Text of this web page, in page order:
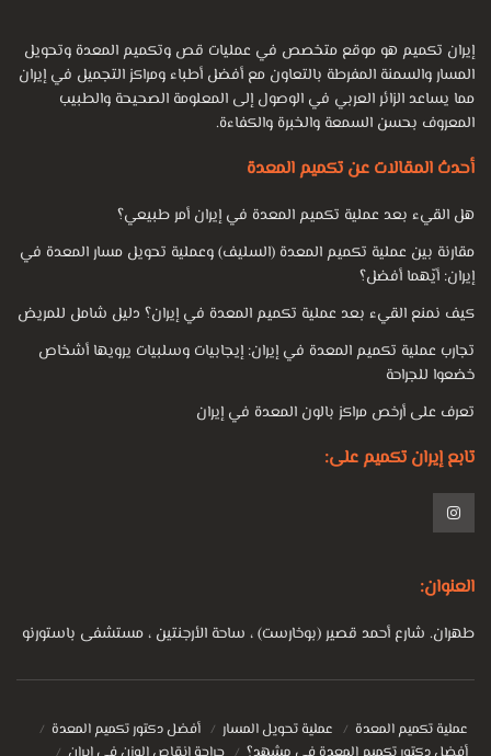
إيران تكميم هو موقع متخصص في عمليات قص وتكميم المعدة وتحويل
المسار والسمنة المفرطة بالتعاون مع أفضل أطباء ومراكز التجميل في إيران
مما يساعد الزائر العربي في الوصول إلى المعلومة الصحيحة والطبيب
المعروف بحسن السمعة والخبرة والكفاءة.
أحدث المقالات عن تكميم المعدة
هل القيء بعد عملية تكميم المعدة في إيران أمر طبيعي؟
مقارنة بين عملية تكميم المعدة (السليف) وعملية تحويل مسار المعدة في
إيران: أيّهما أفضل؟
كيف نمنع القيء بعد عملية تكميم المعدة في إيران؟ دليل شامل للمريض
تجارب عملية تكميم المعدة في إيران: إيجابيات وسلبيات يرويها أشخاص
خضعوا للجراحة
تعرف على أرخص مراكز بالون المعدة في إيران
تابع إيران تكميم على:
العنوان:
طهران. شارع أحمد قصير (بوخارست) ، ساحة الأرجنتين ، مستشفى باستورنو
عملية تكميم المعدة عملية تحويل المسار
أفضل دكتور تكميم المعدة